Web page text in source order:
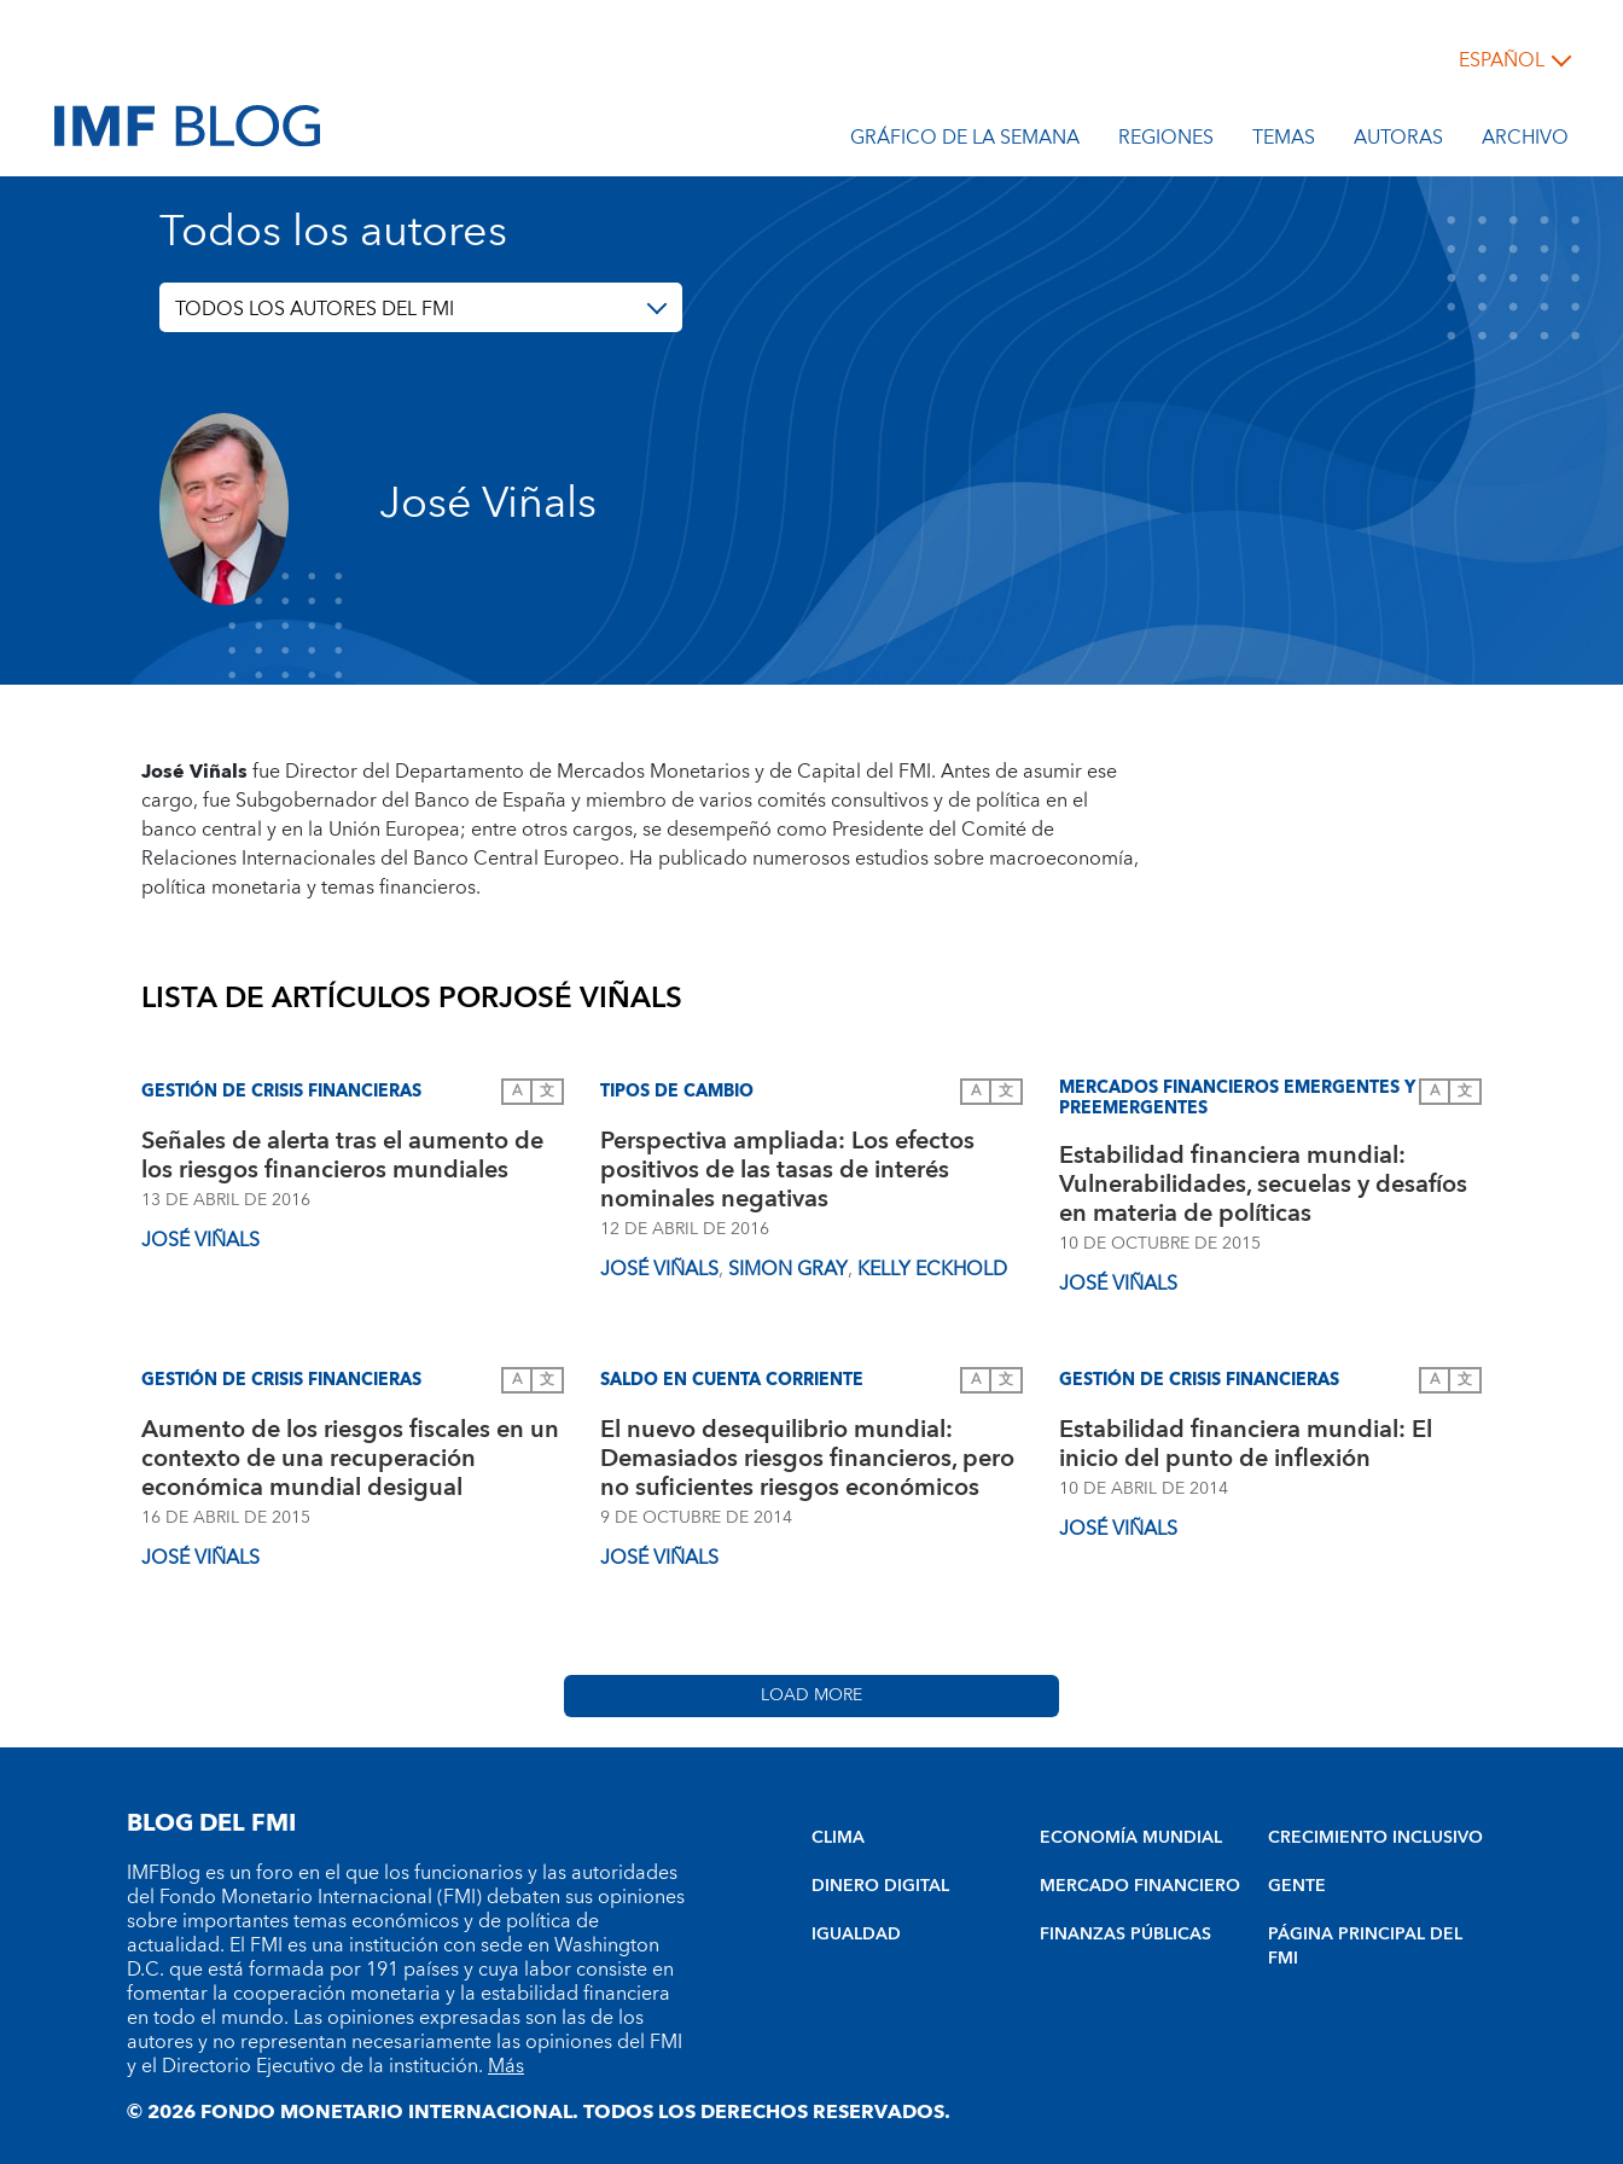
ESPAÑOL
GRÁFICO DE LA SEMANA REGIONES TEMAS AUTORAS ARCHIVO
Todos los autores
TODOS LOS AUTORES DEL FMI
José Viñals
José Viñalsfue Director del Departamento de Mercados Monetarios y de Capital del FMI. Antes de asumir ese
cargo, fue Subgobernador del Banco de España y miembro de varios comités consultivos y de política en el
banco central y en la Unión Europea; entre otros cargos, se desempeñó como Presidente del Comité de
Relaciones Internacionales del Banco Central Europeo. Ha publicado numerosos estudios sobre macroeconomía,
política monetaria y temas financieros.
LISTA DE ARTÍCULOS PORJOSÉ VIÑALS
GESTIÓN DE CRISIS FINANCIERAS A 文
Señales de alerta tras el aumento de
los riesgos financieros mundiales
13 DE ABRIL DE 2016
JOSÉ VIÑALS
TIPOS DE CAMBIO A 文
Perspectiva ampliada: Los efectos
positivos de las tasas de interés
nominales negativas
12 DE ABRIL DE 2016
JOSÉ VIÑALS, SIMON GRAY, KELLY ECKHOLD
MERCADOS FINANCIEROS EMERGENTES Y
PREEMERGENTES
A 文
Estabilidad financiera mundial:
Vulnerabilidades, secuelas y desafíos
en materia de políticas
10 DE OCTUBRE DE 2015
JOSÉ VIÑALS
GESTIÓN DE CRISIS FINANCIERAS A 文
Aumento de los riesgos fiscales en un
contexto de una recuperación
económica mundial desigual
16 DE ABRIL DE 2015
JOSÉ VIÑALS
SALDO EN CUENTA CORRIENTE A 文
El nuevo desequilibrio mundial:
Demasiados riesgos financieros, pero
no suficientes riesgos económicos
9 DE OCTUBRE DE 2014
JOSÉ VIÑALS
GESTIÓN DE CRISIS FINANCIERAS A 文
Estabilidad financiera mundial: El
inicio del punto de inflexión
10 DE ABRIL DE 2014
JOSÉ VIÑALS
LOAD MORE
BLOG DEL FMI
IMFBlog es un foro en el que los funcionarios y las autoridades
del Fondo Monetario Internacional (FMI) debaten sus opiniones
sobre importantes temas económicos y de política de
actualidad. El FMI es una institución con sede en Washington
D.C. que está formada por 191 países y cuya labor consiste en
fomentar la cooperación monetaria y la estabilidad financiera
en todo el mundo. Las opiniones expresadas son las de los
autores y no representan necesariamente las opiniones del FMI
y el Directorio Ejecutivo de la institución.Más
CLIMA
DINERO DIGITAL
IGUALDAD
ECONOMÍA MUNDIAL
MERCADO FINANCIERO
FINANZAS PÚBLICAS
CRECIMIENTO INCLUSIVO
GENTE
PÁGINA PRINCIPAL DEL
FMI
© 2026 FONDO MONETARIO INTERNACIONAL. TODOS LOS DERECHOS RESERVADOS.